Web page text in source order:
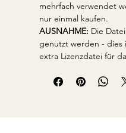
mehrfach verwendet
nur einmal kaufen.
AUSNAHME: Die
genutzt werden - dies
extra Lizenzdatei für